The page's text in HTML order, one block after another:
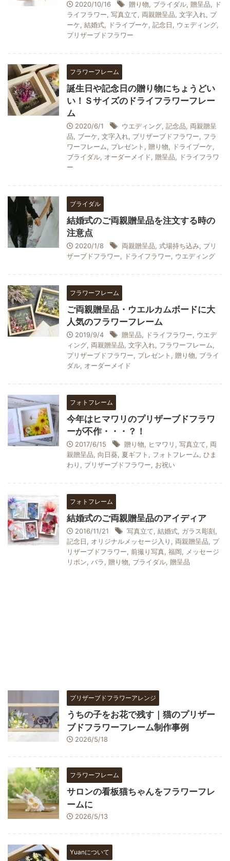
2020/10/16 贈り物, ブライダル, 贈呈品, ド
ライフラワー, 写真立て, 両親贈呈品, 文字入れ, ブ
ーケ, 結婚式, ドライブーケ, 記念日, ウェディング,
プリザーブドフラワー
フラワーフレーム
誕生日や記念日の贈り物にちょうどい
い！Ｓサイズのドライフラワーフレー
ム
2020/6/1 ウエディング, 記念品, 両親贈呈
品, ブーケ, 文字入れ, プリザーブドフラワー, フラ
ワーフレーム, プレゼント , 贈り物, ドライブーケ,
ブライダル, オーダーメイド, 贈呈品, ドライフラワ
ー
ブライダル
結婚式のご両親贈呈品を注文する時の
注意点
2020/1/8 両親贈呈品, 式場持ち込み, プリ
ザーブドフラワー, ドライフラワー, ウエディング
フラワーフレーム
ご両親贈呈品・ウエルカムボードに大
人気のフラワーフレーム
2019/9/4 贈呈品, ドライフラワー, ウエデ
ィング, 両親贈呈品, 文字入れ, フラワーフレーム,
プリザーブドフラワー, プレゼント , 贈り物, ブライ
ダル, オーダーメイド
フォトフレーム
今年はヒマワリのプリザーブドフラワ
ーが不作・・・？！
2017/6/15 贈り物, ヒマワリ , 写真立て, 両
親贈呈品, 向日葵, 夏ギフト , フォトフレーム, ひま
わり , プリザーブドフラワー, お祝い
フォトフレーム
結婚式のご両親贈呈品のアイディア
2016/11/21 写真立て, 結婚式, ガラス彫刻,
記念日, オリジナルメッセージ入り , 両親贈呈品, プ
リザーブドフラワー, 前撮り写真, 福岡, メッセージ
リボン, バラ, 贈り物, ブライダル, 贈呈品
プリザーブドフラワーアレンジ
うちの子をお花で残す｜猫のプリザー
ブドフラワーフレーム制作事例
2026/5/18
フラワーフレーム
サロンの看板猫ちゃんをフラワーフレ
ームに
2026/5/13
Yuanについて